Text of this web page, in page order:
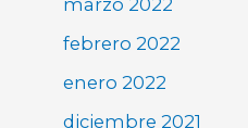
febrero 2022
enero 2022
diciembre 2021